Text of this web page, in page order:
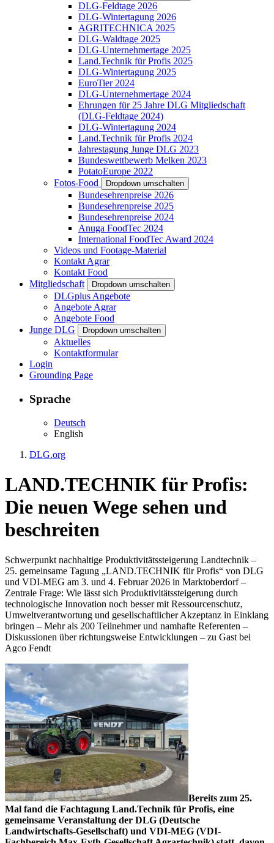
DLG-Feldtage 2026
DLG-Wintertagung 2026
AGRITECHNICA 2025
DLG-Waldtage 2025
DLG-Unternehmertage 2025
Land.Technik für Profis 2025
DLG-Wintertagung 2025
EuroTier 2024
DLG-Unternehmertage 2024
Ehrungen für 25 Jahre DLG Mitgliedschaft
(DLG-Feldtage 2024)
DLG-Wintertagung 2024
Land.Technik für Profis 2024
Jahrestagung Junge DLG 2023
Bundeswettbewerb Melken 2023
PotatoEurope 2022
Fotos-Food
Dropdown umschalten
Bundesehrenpreise 2026
Bundesehrenpreise 2025
Bundesehrenpreise 2024
Anuga FoodTec 2024
International FoodTec Award 2024
Videos und Footage-Material
Kontakt Agrar
Kontakt Food
Mitgliedschaft
Dropdown umschalten
DLGplus Angebote
Angebote Agrar
Angebote Food
Junge DLG
Dropdown umschalten
Aktuelles
Kontaktformular
Login
Grounding Page
Sprache
Deutsch
English
DLG.org
LAND.TECHNIK für Profis:
Die neuen Wege sehen und
beschreiten
Schwerpunkt nachhaltige Produktivitätssteigerung Landtechnik –
25. gemeinsame Tagung „LAND.TECHNIK für Profis“ von DLG
und VDI-MEG am 3. und 4. Februar 2026 in Marktoberdorf –
Zentrale Frage: Wie lässt sich Produktivitätssteigerung durch
technologische Innovation noch besser mit Ressourcenschutz,
Umweltverantwortung und gesellschaftlicher Akzeptanz in Einklang
bringen – Mehr als 200 Teilnehmer und namhafte Referenten –
Diskussionen über richtungsweise Entwicklungen – zu Gast bei
Agco Fendt
Bereits zum 25.
Mal fand die Fachtagung Land.Technik für Profis, eine
gemeinsame Veranstaltung der DLG (Deutsche
Landwirtschafts-Gesellschaft) und VDI-MEG (VDI-